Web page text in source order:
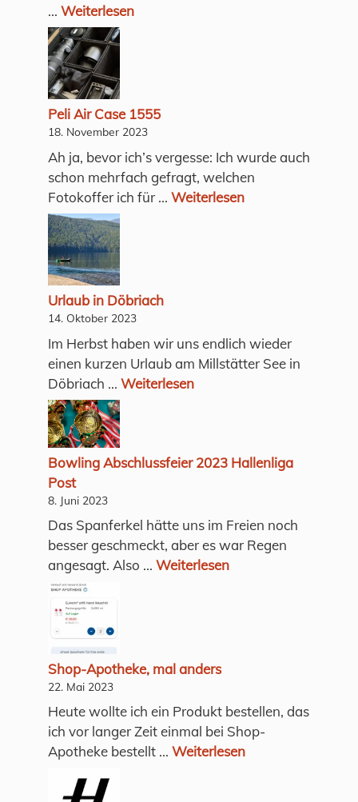
... Weiterlesen
Peli Air Case 1555
18. November 2023
Ah ja, bevor ich’s vergesse: Ich wurde auch
schon mehrfach gefragt, welchen
Fotokoffer ich für ... Weiterlesen
Urlaub in Döbriach
14. Oktober 2023
Im Herbst haben wir uns endlich wieder
einen kurzen Urlaub am Millstätter See in
Döbriach ... Weiterlesen
Bowling Abschlussfeier 2023 Hallenliga
Post
8. Juni 2023
Das Spanferkel hätte uns im Freien noch
besser geschmeckt, aber es war Regen
angesagt. Also ... Weiterlesen
Shop-Apotheke, mal anders
22. Mai 2023
Heute wollte ich ein Produkt bestellen, das
ich vor langer Zeit einmal bei Shop-
Apotheke bestellt ... Weiterlesen